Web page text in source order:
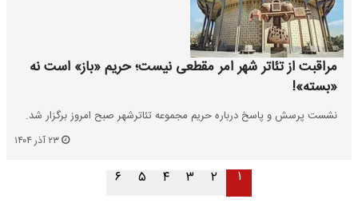
مراقبت از تئاتر شهر امر مقطعی نیست؛ حریم «باز» است نه
«بسته»!
نشست پرسش و پاسخ درباره حریم مجموعه تئاترشهر صبح امروز برگزار شد.
۱ ۲ ۳ ۴ ۵ ۶